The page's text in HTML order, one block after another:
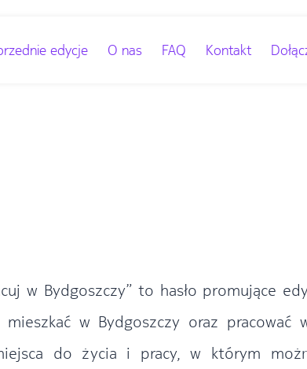
edycje O nas FAQ Kontakt
w Bydgoszczy” to hasło promujące
w Bydgoszczy oraz pracować
do życia i pracy, w którym